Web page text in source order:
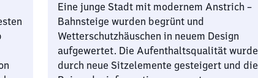
Eine junge Stadt mit modernem Anstrich –
Bahnsteige wurden begrünt und
Wetterschutzhäuschen in neuem Design
aufgewertet. Die Aufenthaltsqualität wurde
durch neue Sitzelemente gesteigert und die